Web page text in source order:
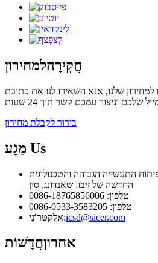
חֲקִירָהלמחירון
למחירון שלנו, אנא השאירו לנו את כתובת
בירור לקבלת מחירון
מַגָע Us
פיתוח התעשייה הגבוהה והטכנולוגית
החדשה של זיבו, שאנדונג, סין
טלפון: 0086-18765856006
טלפון: 0086-0533-3583205
אֶלֶקטרוֹנִי:icsd@sicer.com
אחרוןחֲדָשׁוֹת